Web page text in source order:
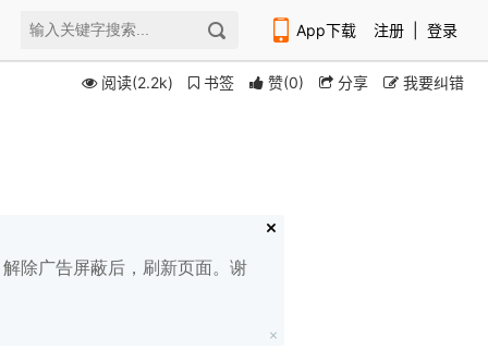
App下载 注册 登录
阅读(2.2k) 书签 赞(0) 分享 我要纠错
除广告屏蔽后，刷新页面。谢